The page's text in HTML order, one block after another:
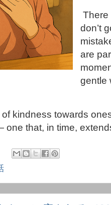
There
don’t
are
gentle
kindness towards
that, in time,